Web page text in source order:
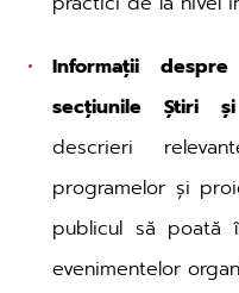
Informații
secțiunile Știri
descrieri
programelor și
publicul să poată
evenimentelor